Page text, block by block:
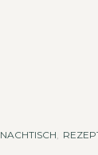
NACHTISCH,